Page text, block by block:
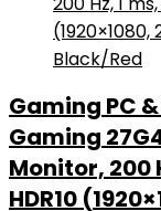
Gaming PC
Gaming
Monitor, 200
HDR10